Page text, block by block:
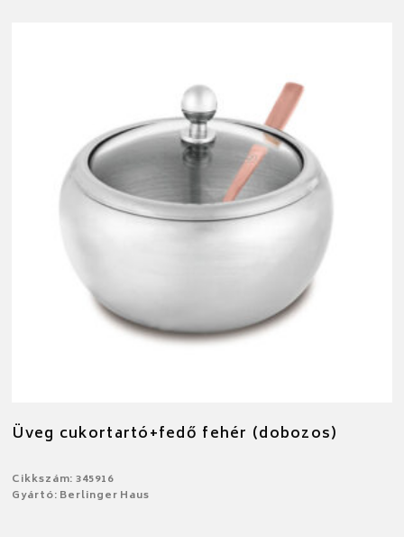
Üveg cukortartó+fedő fehér (dobozos)
Cikkszám: 345916
Gyártó: Berlinger Haus